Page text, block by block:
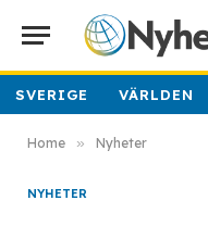
SVERIGE VÄRLDEN
Home » Nyheter
NYHETER